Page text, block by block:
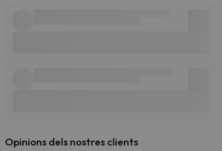
Opinions dels nostres clients